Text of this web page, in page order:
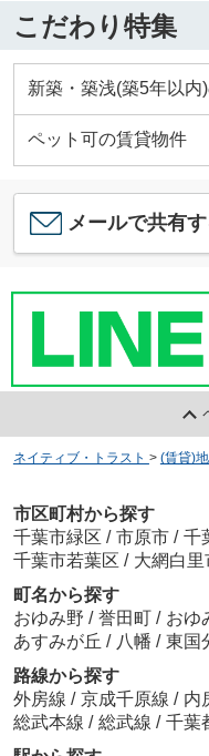
こだわり特集
新築・築浅(築5年以内
ペット可の賃貸物件
メールで共有
ネイティブ・トラスト > (賃貸)
市区町村から探す
千葉市緑区 / 市原市 / 千
千葉市若葉区 / 大網白里
町名から探す
おゆみ野 / 誉田町 / おゆ
あすみが丘 / 八幡 / 東国
路線から探す
外房線 / 京成千原線 / 内
総武本線 / 総武線 / 千葉